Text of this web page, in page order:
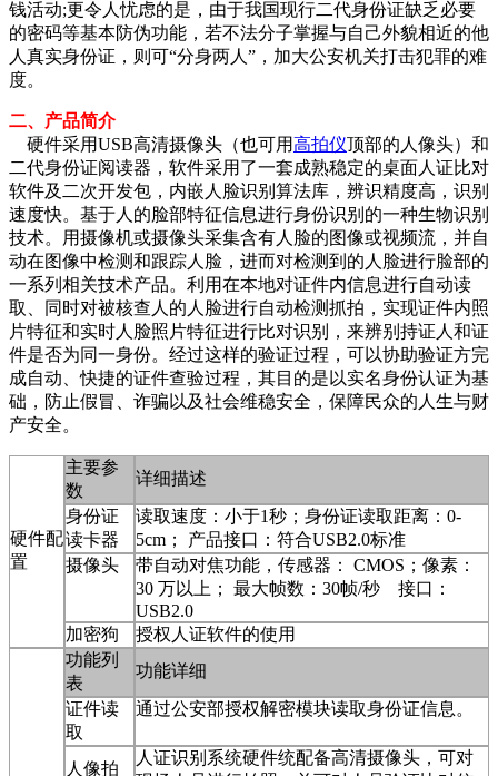
钱活动;更令人忧虑的是，由于我国现行二代身份证缺乏必要
的密码等基本防伪功能，若不法分子掌握与自己外貌相近的他
人真实身份证，则可“分身两人”，加大公安机关打击犯罪的难
度。
二、产品简介
硬件采用USB高清摄像头（也可用高拍仪顶部的人像头）和
二代身份证阅读器，软件采用了一套成熟稳定的桌面人证比对
软件及二次开发包，内嵌人脸识别算法库，辨识精度高，识别
速度快。基于人的脸部特征信息进行身份识别的一种生物识别
技术。用摄像机或摄像头采集含有人脸的图像或视频流，并自
动在图像中检测和跟踪人脸，进而对检测到的人脸进行脸部的
一系列相关技术产品。利用在本地对证件内信息进行自动读
取、同时对被核查人的人脸进行自动检测抓拍，实现证件内照
片特征和实时人脸照片特征进行比对识别，来辨别持证人和证
件是否为同一身份。经过这样的验证过程，可以协助验证方完
成自动、快捷的证件查验过程，其目的是以实名身份认证为基
础，防止假冒、诈骗以及社会维稳安全，保障民众的人生与财
产安全。
硬件配
置
主要参
数
详细描述
身份证
读卡器
读取速度：小于1秒；身份证读取距离：0-
5cm； 产品接口：符合USB2.0标准
摄像头
带自动对焦功能，传感器： CMOS；像素：
30 万以上； 最大帧数：30帧/秒 接口：
USB2.0
加密狗
授权人证软件的使用
功能列
表
功能详细
证件读
取
通过公安部授权解密模块读取身份证信息。
人像拍
人证识别系统硬件统配备高清摄像头，可对